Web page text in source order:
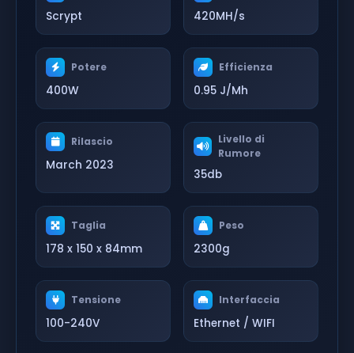
Scrypt 420MH/s
Potere
400W
Efficienza
0.95 J/Mh
Rilascio
March 2023
Livello di
Rumore
35db
Taglia
178 x 150 x 84mm
Peso
2300g
Tensione
100-240V
Interfaccia
Ethernet / WIFI